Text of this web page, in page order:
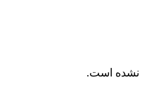
نشده است.